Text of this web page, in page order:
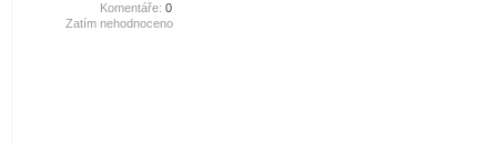
Komentáře: 0
Zatím nehodnoceno